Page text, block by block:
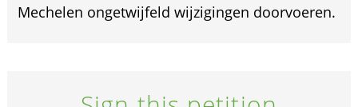
Mechelen ongetwijfeld wijzigingen doorvoeren.